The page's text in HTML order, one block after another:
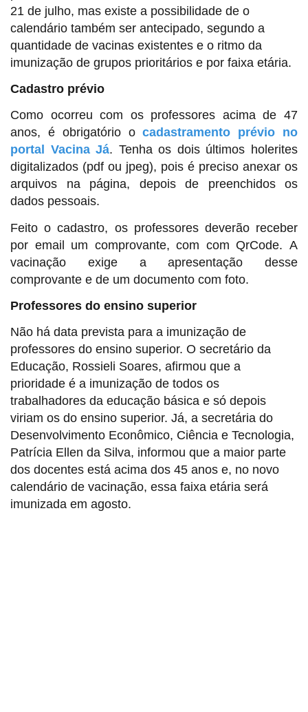
21 de julho, mas existe a possibilidade de o
calendário também ser antecipado, segundo a
quantidade de vacinas existentes e o ritmo da
imunização de grupos prioritários e por faixa etária.
Cadastro prévio
Como ocorreu com os professores acima de 47
anos, é obrigatório ocadastramento prévio no
portal Vacina Já. Tenha os dois últimos holerites
digitalizados (pdf ou jpeg), pois é preciso anexar os
arquivos na página, depois de preenchidos os
dados pessoais.
Feito o cadastro, os professores deverão receber
por email um comprovante, com com QrCode. A
vacinação exige a apresentação desse
comprovante e de um documento com foto.
Professores do ensino superior
Não há data prevista para a imunização de
professores do ensino superior. O secretário da
Educação, Rossieli Soares, afirmou que a
prioridade é a imunização de todos os
trabalhadores da educação básica e só depois
viriam os do ensino superior. Já, a secretária do
Desenvolvimento Econômico, Ciência e Tecnologia,
Patrícia Ellen da Silva, informou que a maior parte
dos docentes está acima dos 45 anos e, no novo
calendário de vacinação, essa faixa etária será
imunizada em agosto.